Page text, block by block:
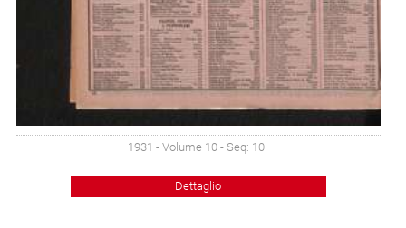
1931 - Volume 10 - Seq: 10
Dettaglio